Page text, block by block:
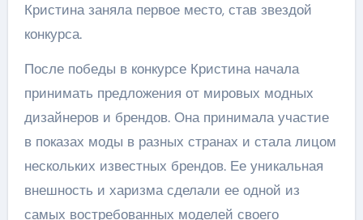
Кристина заняла первое место, став звездой
конкурса.
После победы в конкурсе Кристина начала
принимать предложения от мировых модных
дизайнеров и брендов. Она принимала участие
в показах моды в разных странах и стала лицом
нескольких известных брендов. Ее уникальная
внешность и харизма сделали ее одной из
самых востребованных моделей своего